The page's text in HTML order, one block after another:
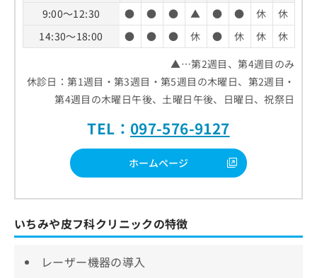
9:00～12:30
● ● ● ▲ ● ● 休
休
14:30～18:00
● ● ● 休 ● 休 休
休
▲…第2週目、第4週目のみ
休診日：第1週目・第3週目・第5週目の木曜日、第2週目・
第4週目の木曜日午後、土曜日午後、日曜日、祝祭日
TEL： 097-576-9127
ホームページ
いちみや皮フ科クリニックの特徴
レーザー機器の導入